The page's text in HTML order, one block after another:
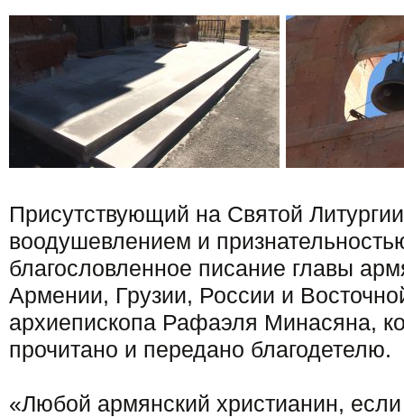
Присутствующий на Святой
воодушевлением и
благословленное писание главы
Армении, Грузии, России и
архиепископа Рафаэля Минасяна,
прочитано и передано благодетелю.
«Любой армянский христианин,